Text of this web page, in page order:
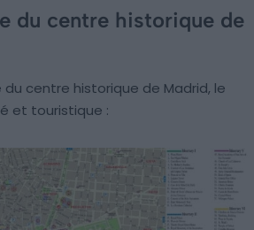
du centre historique de
centre historique de Madrid, le
et touristique :